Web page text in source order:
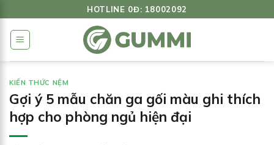
qua
dung
HOTLINE 0Đ: 18002092
KIẾN THỨC NỆM
Gợi ý 5 mẫu chăn ga gối màu ghi thích
hợp cho phòng ngủ hiện đại